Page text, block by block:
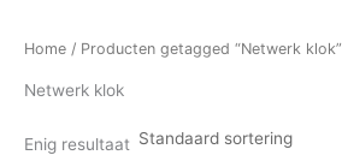
Home / Producten getagged “Netwerk klok”
Netwerk klok
Enig resultaat